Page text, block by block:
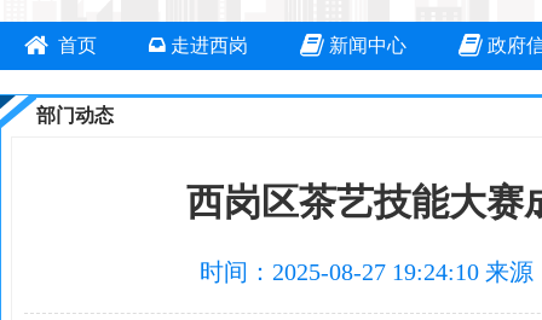
首页 走进西岗 新闻中心 政府
部门动态
西岗区茶艺技能大赛
时间：2025-08-27 19:24:10 来